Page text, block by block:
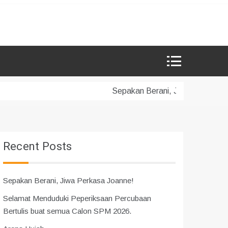
Sepakan Berani, Jiwa Perkasa Joanne!
Recent Posts
Sepakan Berani, Jiwa Perkasa Joanne!
Selamat Menduduki Peperiksaan Percubaan
Bertulis buat semua Calon SPM 2026.